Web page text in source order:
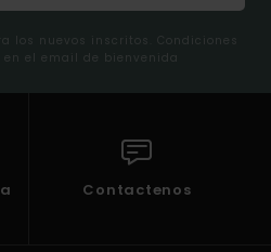
los nuevos inscritos. Condiciones
en el email de bienvenida
Contactenos